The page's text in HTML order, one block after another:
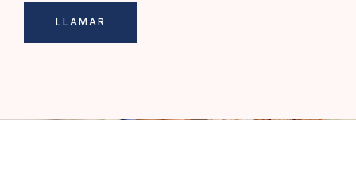
LLAMAR